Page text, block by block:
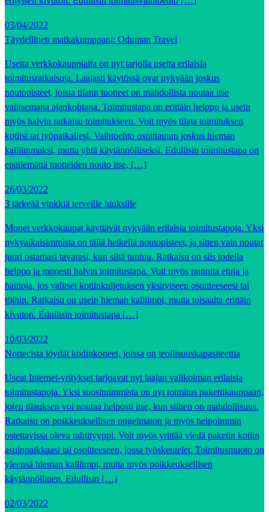
03/04/2022
Täydellinen matkakumppani: Oduman Travel
Useita verkkokauppiaita on nyt tarjolla useita erilaisia
toimitusratkaisuja. Laajasti käytössä ovat nykyään joskus
noutopisteet, joista tilatut tuotteet on mahdollista noutaa itse
valitsemana ajankohtana. Toimitustapa on erittäin helppo ja usein
myös halvin ratkaisu toimitukseen. Voit myös tilata toimituksen
kotiisi tai työpaikallesi. Vaihtoehto osoittautuu joskus hieman
kalliimmaksi, mutta yhtä käytännölliseksi. Edullisin toimitustapa on
epäilemättä tuotteiden nouto itse, […]
26/03/2022
3 tärkeää vinkkiä terveille hiuksille
Monet verkkokaupat käyttävät nykyään erilaisia toimitustapoja. Yksi
nykyaikaisimmista on tällä hetkellä noutopisteet, ja sitten vain noutat
juuri ostamasi tavarasi, kun siltä tuntuu. Ratkaisu on siis todella
helppo ja monesti halvin toimitustapa. Voit myös punnita etuja ja
haittoja, jos valitset kotiinkuljetuksen yksityiseen osoitteeseesi tai
töihin. Ratkaisu on usein hieman kalliimpi, mutta toisaalta erittäin
kivuton. Edullisin toimitustapa […]
10/03/2022
Nortecista löydät kodinkoneet, joissa on teollisuuskapasiteettia
Useat Internet-yritykset tarjoavat nyt laajan valikoiman erilaisia
toimitustapoja. Yksi suosituimmista on nyt toimitus pakettikauppaan,
joten tilauksen voi noutaa helposti itse, kun siihen on mahdollisuus.
Ratkaisu on poikkeuksellisen ongelmaton ja myös helpoimmin
ostettavissa oleva rahtityyppi. Voit myös yrittää viedä paketin kotiin
asuinpaikkaasi tai osoitteeseen, jossa työskentelet. Toimitusmuoto on
yleensä hieman kalliimpi, mutta myös poikkeuksellisen
käytännöllinen. Edullisin […]
02/03/2022